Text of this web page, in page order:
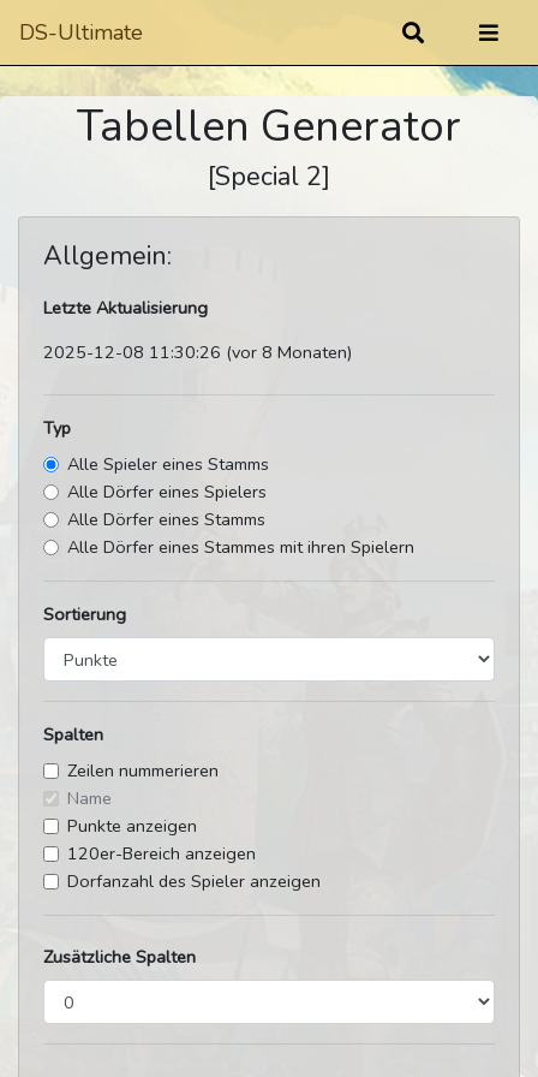
DS-Ultimate
Tabellen Generator
[Special 2]
Allgemein:
Letzte Aktualisierung
2025-12-08 11:30:26 (vor 8 Monaten)
Typ
Alle Spieler eines Stamms
Alle Dörfer eines Spielers
Alle Dörfer eines Stamms
Alle Dörfer eines Stammes mit ihren Spielern
Sortierung
Spalten
Zeilen nummerieren
Name
Punkte anzeigen
120er-Bereich anzeigen
Dorfanzahl des Spieler anzeigen
Zusätzliche Spalten